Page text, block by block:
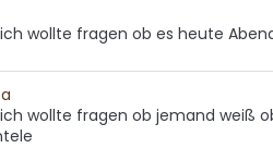
wollte fragen ob es heute
wollte fragen ob jemand weiß